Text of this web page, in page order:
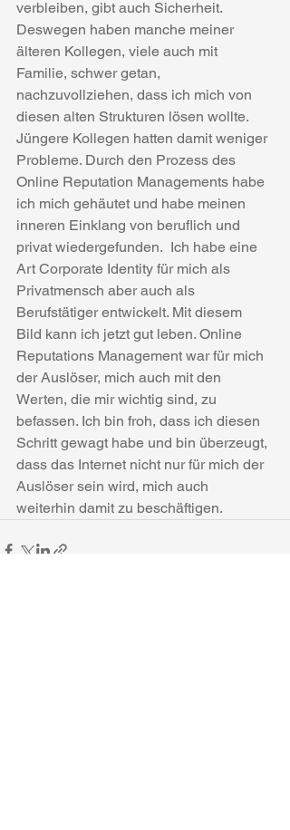
verbleiben, gibt auch Sicherheit.
Deswegen haben manche meiner
älteren Kollegen, viele auch mit
Familie, schwer getan,
nachzuvollziehen, dass ich mich von
diesen alten Strukturen lösen wollte.
Jüngere Kollegen hatten damit weniger
Probleme. Durch den Prozess des
Online Reputation Managements habe
ich mich gehäutet und habe meinen
inneren Einklang von beruflich und
privat wiedergefunden.  Ich habe eine
Art Corporate Identity für mich als
Privatmensch aber auch als
Berufstätiger entwickelt. Mit diesem
Bild kann ich jetzt gut leben. Online
Reputations Management war für mich
der Auslöser, mich auch mit den
Werten, die mir wichtig sind, zu
befassen. Ich bin froh, dass ich diesen
Schritt gewagt habe und bin überzeugt,
dass das Internet nicht nur für mich der
Auslöser sein wird, mich auch
weiterhin damit zu beschäftigen.